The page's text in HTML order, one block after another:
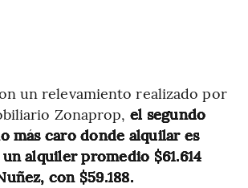
un relevamiento realizado por
Zonaprop, el segundo
más caro donde alquilar es
alquiler promedio $61.614
con $59.188.